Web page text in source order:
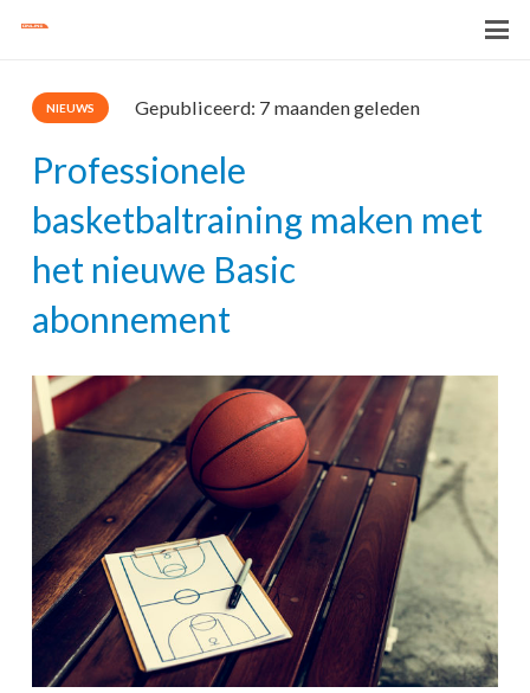
NIEUWS Gepubliceerd: 7 maanden geleden
Professionele
basketbaltraining maken met
het nieuwe Basic
abonnement